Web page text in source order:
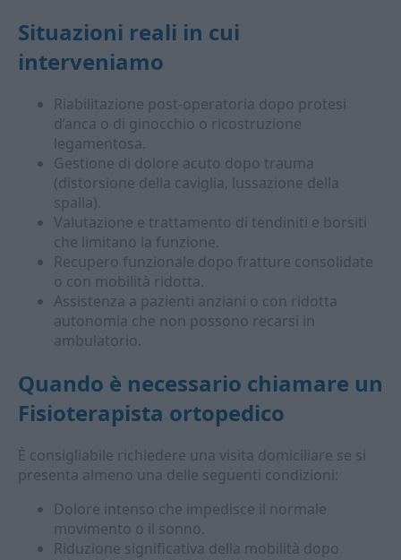
Situazioni reali in cui
interveniamo
Riabilitazione post-operatoria dopo protesi
d’anca o di ginocchio o ricostruzione
legamentosa.
Gestione di dolore acuto dopo trauma
(distorsione della caviglia, lussazione della
spalla).
Valutazione e trattamento di tendiniti e borsiti
che limitano la funzione.
Recupero funzionale dopo fratture consolidate
o con mobilità ridotta.
Assistenza a pazienti anziani o con ridotta
autonomia che non possono recarsi in
ambulatorio.
Quando è necessario chiamare un
Fisioterapista ortopedico
È consigliabile richiedere una visita domiciliare se si
presenta almeno una delle seguenti condizioni:
Dolore intenso che impedisce il normale
movimento o il sonno.
Riduzione significativa della mobilità dopo